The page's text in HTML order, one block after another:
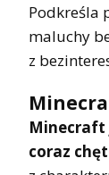
Podkreśla
maluchy
z
Minecraft
coraz